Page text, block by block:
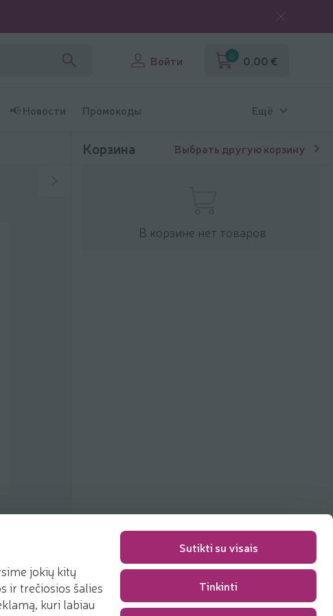
jokių kitų
ir trečiosios šalies
kuri labiau
Sutikti su visais
Tinkinti
Войти 0 0,00 €
📢 Новости Промокоды Ещё
Корзина Выбрать другую корзину
В корзине нет товаров
Упаковка 0,00 €
Сумма 0,00 €